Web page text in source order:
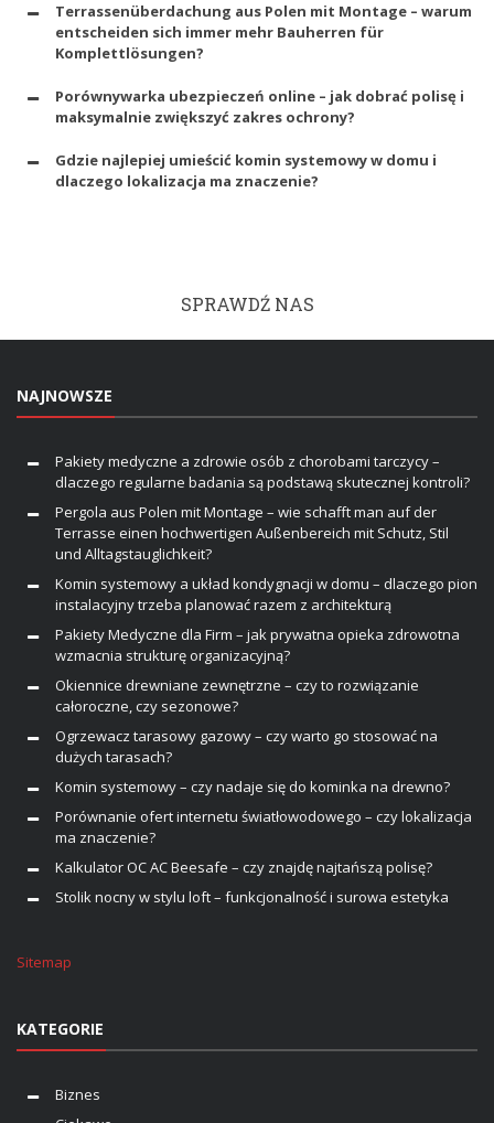
Terrassenüberdachung aus Polen mit Montage – warum
entscheiden sich immer mehr Bauherren für
Komplettlösungen?
Porównywarka ubezpieczeń online – jak dobrać polisę i
maksymalnie zwiększyć zakres ochrony?
Gdzie najlepiej umieścić komin systemowy w domu i
dlaczego lokalizacja ma znaczenie?
SPRAWDŹ NAS
NAJNOWSZE
Pakiety medyczne a zdrowie osób z chorobami tarczycy –
dlaczego regularne badania są podstawą skutecznej kontroli?
Pergola aus Polen mit Montage – wie schafft man auf der
Terrasse einen hochwertigen Außenbereich mit Schutz, Stil
und Alltagstauglichkeit?
Komin systemowy a układ kondygnacji w domu – dlaczego pion
instalacyjny trzeba planować razem z architekturą
Pakiety Medyczne dla Firm – jak prywatna opieka zdrowotna
wzmacnia strukturę organizacyjną?
Okiennice drewniane zewnętrzne – czy to rozwiązanie
całoroczne, czy sezonowe?
Ogrzewacz tarasowy gazowy – czy warto go stosować na
dużych tarasach?
Komin systemowy – czy nadaje się do kominka na drewno?
Porównanie ofert internetu światłowodowego – czy lokalizacja
ma znaczenie?
Kalkulator OC AC Beesafe – czy znajdę najtańszą polisę?
Stolik nocny w stylu loft – funkcjonalność i surowa estetyka
Sitemap
KATEGORIE
Biznes